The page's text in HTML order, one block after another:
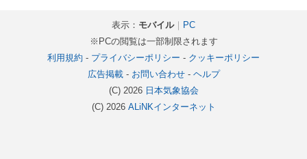
表示： モバイル｜
PC
※PCの閲覧は一部制限されます
利用規約 - プライバシーポリシー - クッキーポリシー
広告掲載- お問い合わせ- ヘルプ
(C) 2026 日本気象協会
(C) 2026 ALiNKインターネット